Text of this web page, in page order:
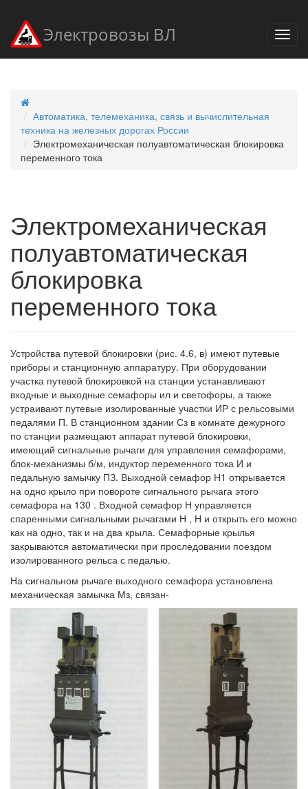
Электровозы ВЛ
Автоматика, телемеханика, связь и вычислительная
техника на железных дорогах России
Электромеханическая полуавтоматическая блокировка
переменного тока
Электромеханическая
полуавтоматическая
блокировка
переменного тока
Устройства путевой блокировки (рис. 4.6, в) имеют путевые
приборы и станционную аппаратуру. При оборудовании
участка путевой блокировкой на станции устанавливают
входные и выходные семафоры ил и светофоры, а также
устраивают путевые изолированные участки ИР с рельсовыми
педалями П. В станционном здании Сз в комнате дежурного
по станции размещают аппарат путевой блокировки,
имеющий сигнальные рычаги для управления семафорами,
блок-механизмы б/м, индуктор переменного тока И и
педальную замычку ПЗ. Выходной семафор Н1 открывается
на одно крыло при повороте сигнального рычага этого
семафора на 130 . Входной семафор Н управляется
спаренными сигнальными рычагами Н , Н и открыть его можно
как на одно, так и на два крыла. Семафорные крылья
закрываются автоматически при проследовании поездом
изолированного рельса с педалью.
На сигнальном рычаге выходного семафора установлена
механическая замычка Мз, связан-